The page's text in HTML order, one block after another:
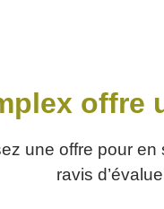
offre
une offre pour
ravis